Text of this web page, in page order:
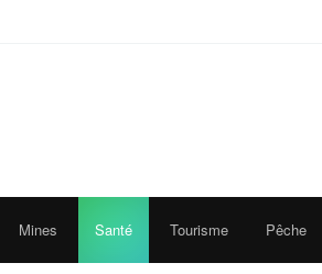
Mines Santé Tourisme Pêche